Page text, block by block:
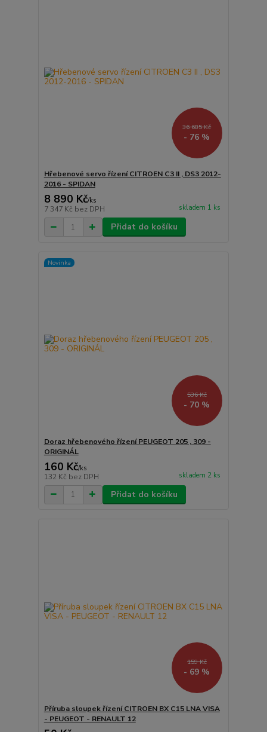
36 685 Kč
- 76 %
Hřebenové servo řízení CITROEN C3 II , DS3 2012-
2016 - SPIDAN
8 890 Kč/ks
7 347 Kč bez DPH skladem 1 ks
Přidat do košíku
Novinka
536 Kč
- 70 %
Doraz hřebenového řízení PEUGEOT 205 , 309 -
ORIGINÁL
160 Kč/ks
132 Kč bez DPH skladem 2 ks
Přidat do košíku
159 Kč
- 69 %
Příruba sloupek řízení CITROEN BX C15 LNA VISA
- PEUGEOT - RENAULT 12